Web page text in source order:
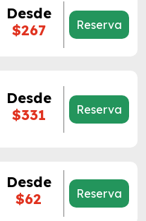
Desde
$267
Reserva
Desde
$331
Reserva
Desde
$62
Reserva